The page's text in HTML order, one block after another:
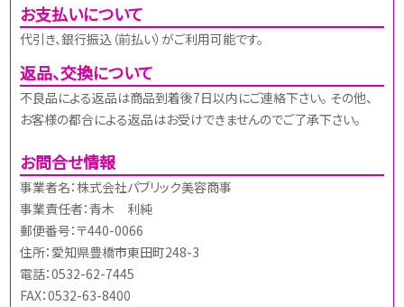
お支払いについて
代引き、銀行振込（前払い）がご利用可能です。
返品、交換について
不良品による返品は商品到着後7日以内にご連絡下さい。 その他、
お客様の都合による返品はお受けできませんのでご了承下さい。
お問合せ情報
事業者名：株式会社パブリック美容商事
事業責任者：青木 利純
郵便番号：〒440-0066
住所：愛知県豊橋市東田町248-3
電話：0532-62-7445
FAX：0532-63-8400